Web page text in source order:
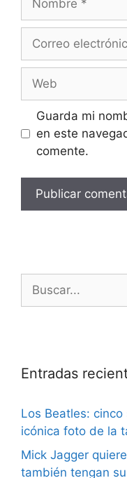
Guarda mi
en este
comente.
Entradas
Los Beatles:
icónica foto de la
Mick Jagger
también tengan